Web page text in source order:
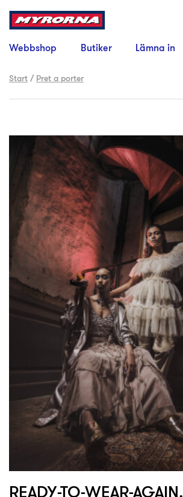
Webbshop Butiker Lämna in
Start / Pret a porter
READY-TO-WEAR-AGAIN.